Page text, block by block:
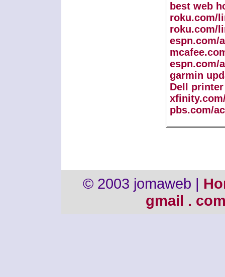
best web
roku.com/
roku.com/
espn.com/
espn.com/
garmin
Dell
pbs.com/
© 2003 jomaweb |
gmail .